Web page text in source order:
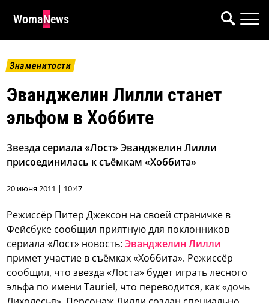
WomaNews
Знаменитости
Эванджелин Лилли станет
эльфом в Хоббите
Звезда сериала «Лост» Эванджелин Лилли
присоединилась к съёмкам «Хоббита»
20 июня 2011 | 10:47
Режиссёр Питер Джексон на своей страничке в
Фейсбуке сообщил приятную для поклонников
сериала «Лост» новость:Эванджелин Лилли
примет участие в съёмках «Хоббита». Режиссёр
сообщил, что звезда «Лоста» будет играть лесного
эльфа по имени Tauriel, что переводится, как «дочь